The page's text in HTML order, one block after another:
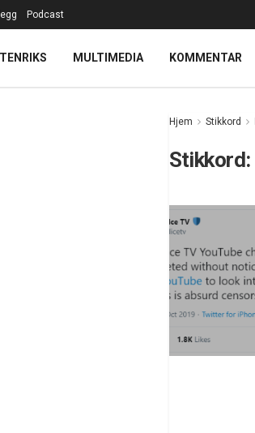
Podcast
MULTIMEDIA KOMMENTAR
Hjem Stikkord
Stikkord: